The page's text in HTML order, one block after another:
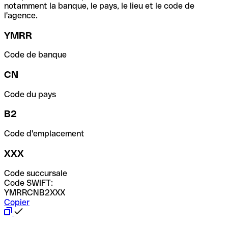
notamment la banque, le pays, le lieu et le code de
l'agence.
YMRR
Code de banque
CN
Code du pays
B2
Code d'emplacement
XXX
Code succursale
Code SWIFT:
YMRRCNB2XXX
Copier